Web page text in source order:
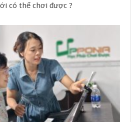
có thể chơi được ?